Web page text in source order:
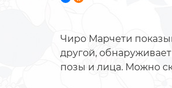
Чиро Марчети
другой,
позы и лица. Можно